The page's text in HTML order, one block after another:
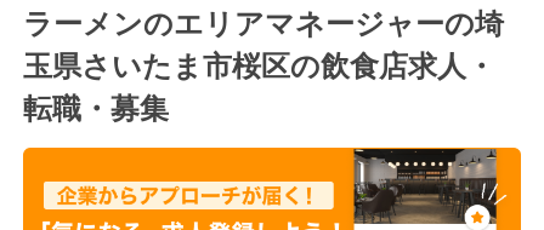
ラーメンのエリアマネージャーの埼
玉県さいたま市桜区の飲食店求人・
転職・募集